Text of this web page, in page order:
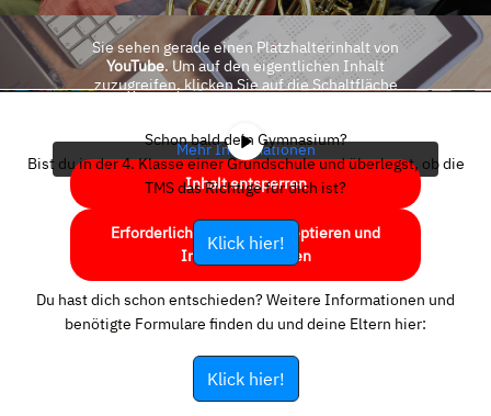
Sie sehen gerade einen Platzhalterinhalt von
YouTube. Um auf den eigentlichen Inhalt
zuzugreifen, klicken Sie auf die Schaltfläche
Mehr Informationen
Inhalt entsperren
Erforderlichen Service akzeptieren und
Inhalte entsperren
Schon bald dein Gymnasium?
Bist du in der 4. Klasse einer Grundschule und überlegst, ob die
TMS das Richtige für dich ist?
Klick hier!
Du hast dich schon entschieden? Weitere Informationen und
benötigte Formulare finden du und deine Eltern hier:
Klick hier!